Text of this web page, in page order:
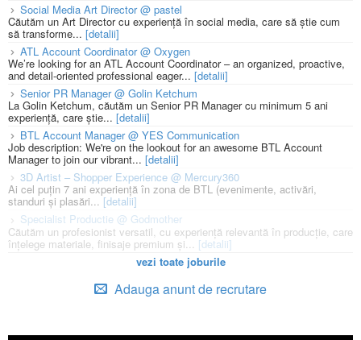
Social Media Art Director @ pastel
Căutăm un Art Director cu experiență în social media, care să știe cum
să transforme... [detalii]
ATL Account Coordinator @ Oxygen
We’re looking for an ATL Account Coordinator – an organized, proactive,
and detail-oriented professional eager... [detalii]
Senior PR Manager @ Golin Ketchum
La Golin Ketchum, căutăm un Senior PR Manager cu minimum 5 ani
experiență, care știe... [detalii]
BTL Account Manager @ YES Communication
Job description: We're on the lookout for an awesome BTL Account
Manager to join our vibrant... [detalii]
3D Artist – Shopper Experience @ Mercury360
Ai cel puțin 7 ani experiență în zona de BTL (evenimente, activări,
standuri și plasări... [detalii]
Specialist Productie @ Godmother
Căutăm un profesionist versatil, cu experiență relevantă în producție, care
înțelege materiale, finisaje premium și... [detalii]
vezi toate joburile
Adauga anunt de recrutare